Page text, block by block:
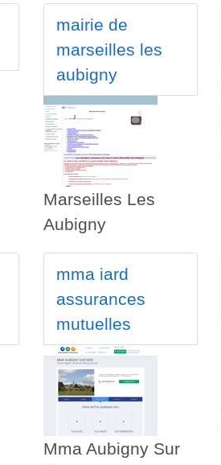
mairie de
marseilles les
aubigny
Marseilles Les
Aubigny
mma iard
assurances
mutuelles
Mma Aubigny Sur